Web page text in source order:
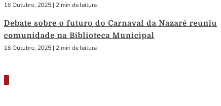
16 Outubro, 2025 | 2 min de leitura
Debate sobre o futuro do Carnaval da Nazaré reuniu
comunidade na Biblioteca Municipal
16 Outubro, 2025 | 2 min de leitura